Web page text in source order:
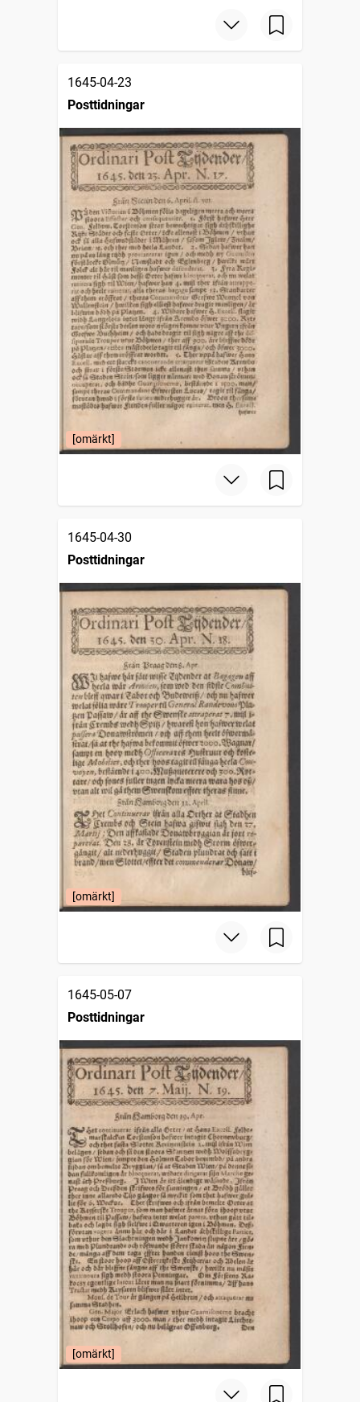
1645-04-23
Posttidningar
[omärkt]
1645-04-30
Posttidningar
[omärkt]
1645-05-07
Posttidningar
[omärkt]